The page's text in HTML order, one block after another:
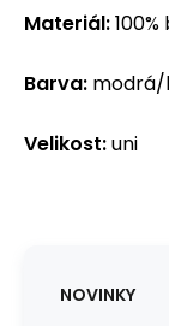
Materiál:100%
Barva:
Velikost:uni
NOVINKY